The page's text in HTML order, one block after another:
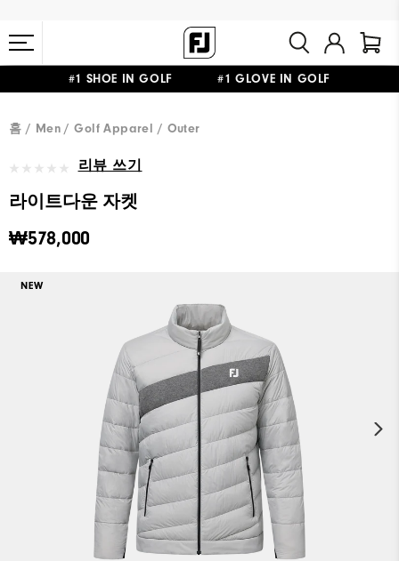
#1 SHOE IN GOLF #1 GLOVE IN GOLF
홈 Men Golf Apparel Outer
리뷰 쓰기
라이트다운 자켓
₩578,000
NEW